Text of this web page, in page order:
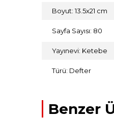
Boyut: 13.5x21 cm
Sayfa Sayısı: 80
Yayınevi: Ketebe
Türü: Defter
Benzer